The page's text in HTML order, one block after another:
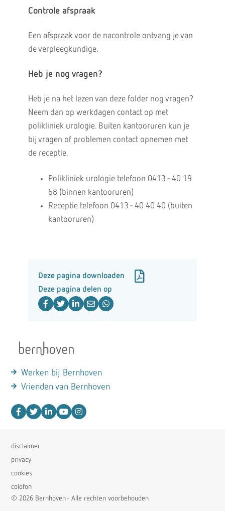
Controle afspraak
Een afspraak voor de nacontrole ontvang je van
de verpleegkundige.
Heb je nog vragen?
Heb je na het lezen van deze folder nog vragen?
Neem dan op werkdagen contact op met
polikliniek urologie. Buiten kantooruren kun je
bij vragen of problemen contact opnemen met
de receptie.
Polikliniek urologie telefoon 0413 - 40 19
68 (binnen kantooruren)
Receptie telefoon 0413 - 40 40 40 (buiten
kantooruren)
Deze pagina downloaden
Deze pagina delen op
Werken bij Bernhoven
Vrienden van Bernhoven
disclaimer
privacy
cookies
colofon
© 2026 Bernhoven - Alle rechten voorbehouden